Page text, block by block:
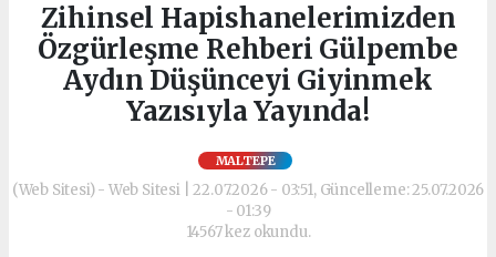
Zihinsel Hapishanelerimizden
Özgürleşme Rehberi Gülpembe
Aydın Düşünceyi Giyinmek
Yazısıyla Yayında!
MALTEPE
(Web Sitesi) - Web Sitesi | 22.07.2026 - 03:51, Güncelleme: 25.07.2026
- 01:39
14567 kez okundu.